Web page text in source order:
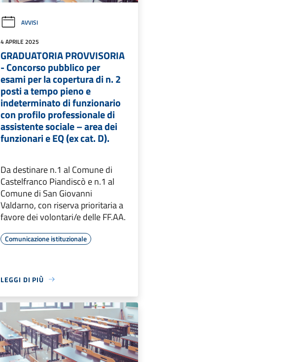
AVVISI
4 APRILE 2025
GRADUATORIA PROVVISORIA
- Concorso pubblico per
esami per la copertura di n. 2
posti a tempo pieno e
indeterminato di funzionario
con profilo professionale di
assistente sociale – area dei
funzionari e EQ (ex cat. D).
Da destinare n.1 al Comune di
Castelfranco Piandiscò e n.1 al
Comune di San Giovanni
Valdarno, con riserva prioritaria a
favore dei volontari/e delle FF.AA.
Comunicazione istituzionale
LEGGI DI PIÙ